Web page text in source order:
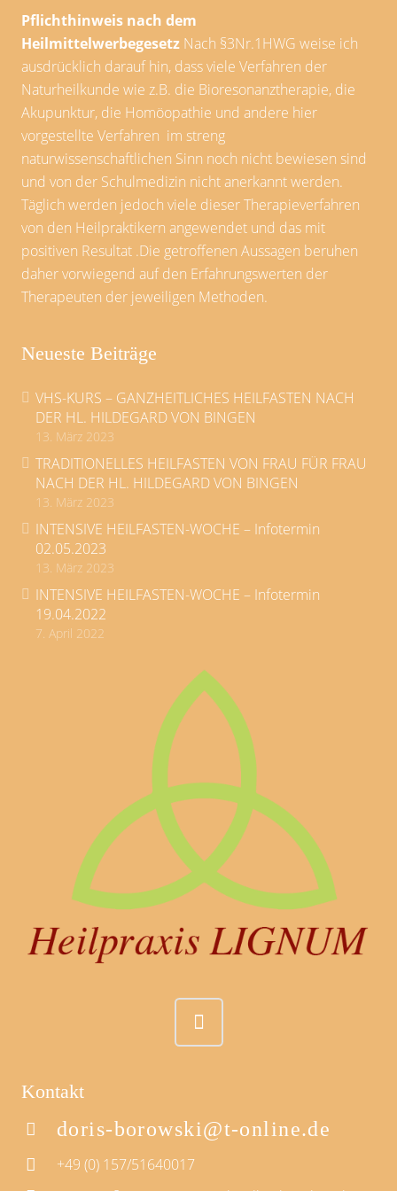
Pflichthinweis nach dem
Heilmittelwerbegesetz Nach §3Nr.1HWG weise ich
ausdrücklich darauf hin, dass viele Verfahren der
Naturheilkunde wie z.B. die Bioresonanztherapie, die
Akupunktur, die Homöopathie und andere hier
vorgestellte Verfahren im streng
naturwissenschaftlichen Sinn noch nicht bewiesen sind
und von der Schulmedizin nicht anerkannt werden.
Täglich werden jedoch viele dieser Therapieverfahren
von den Heilpraktikern angewendet und das mit
positiven Resultat .Die getroffenen Aussagen beruhen
daher vorwiegend auf den Erfahrungswerten der
Therapeuten der jeweiligen Methoden.
Neueste Beiträge
VHS-KURS – GANZHEITLICHES HEILFASTEN NACH
DER HL. HILDEGARD VON BINGEN
13. März 2023
TRADITIONELLES HEILFASTEN VON FRAU FÜR FRAU
NACH DER HL. HILDEGARD VON BINGEN
13. März 2023
INTENSIVE HEILFASTEN-WOCHE – Infotermin
02.05.2023
13. März 2023
INTENSIVE HEILFASTEN-WOCHE – Infotermin
19.04.2022
7. April 2022
Kontakt
doris-borowski@t-online.de
+49 (0) 157/51640017